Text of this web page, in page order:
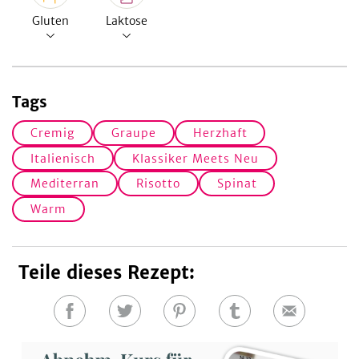
Gluten Laktose
Tags
Cremig Graupe
Herzhaft
Italienisch
Klassiker Meets Neu
Mediterran
Risotto
Spinat
Warm
Teile dieses Rezept:
Auf
teilen
Auf
teilen
Auf
teilen
Auf
teilen
E-